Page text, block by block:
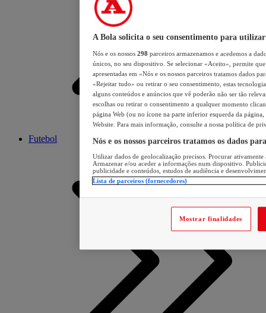
Futebol
A Bola solicita o seu consentimento para utilizar
Nós e os nossos 298 parceiros armazenamos e acedemos a
únicos, no seu dispositivo. Se selecionar «Aceito», permite
apresentadas em «Nós e os nossos parceiros tratamos dados
«Rejeitar tudo» ou retirar o seu consentimento, estas
alguns conteúdos e anúncios que vê poderão não ser tão
escolhas ou retirar o consentimento a qualquer momento
página Web (ou no ícone na parte inferior esquerda da página,
Website. Para mais informação, consulte a nossa política de
Nós e os nossos parceiros tratamos os dados
Utilizar dados de geolocalização precisos. Procurar
Armazenar e/ou aceder a informações num dispositivo.
publicidade e conteúdos, estudos de audiência e
Lista de parceiros (fornecedores)
Mostrar finalidades